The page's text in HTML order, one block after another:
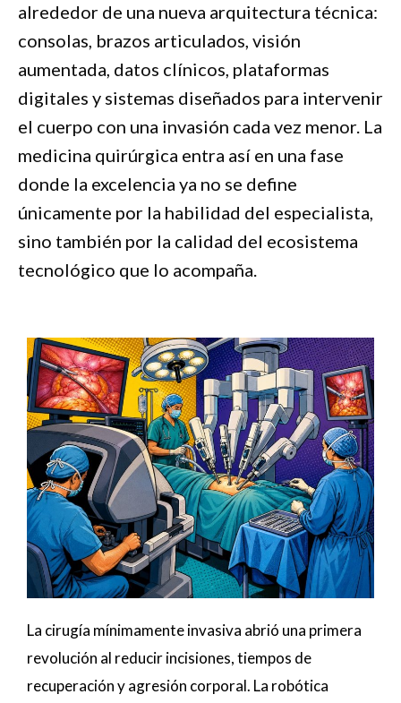
alrededor de una nueva arquitectura técnica:
consolas, brazos articulados, visión
aumentada, datos clínicos, plataformas
digitales y sistemas diseñados para intervenir
el cuerpo con una invasión cada vez menor. La
medicina quirúrgica entra así en una fase
donde la excelencia ya no se define
únicamente por la habilidad del especialista,
sino también por la calidad del ecosistema
tecnológico que lo acompaña.
La cirugía mínimamente invasiva abrió una primera
revolución al reducir incisiones, tiempos de
recuperación y agresión corporal. La robótica